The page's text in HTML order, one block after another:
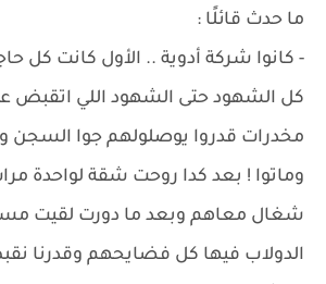
ما حدث قائلًا :
- كانوا شركة أدوية .. الأول كانت كل
كل الشهود حتى الشهود اللي اتقبض
مخدرات قدروا يوصلولهم جوا السجن
وماتوا ! بعد كدا روحت شقة لواحدة
شغال معاهم وبعد ما دورت لقيت
الدولاب فيها كل فضايحهم وقدرنا